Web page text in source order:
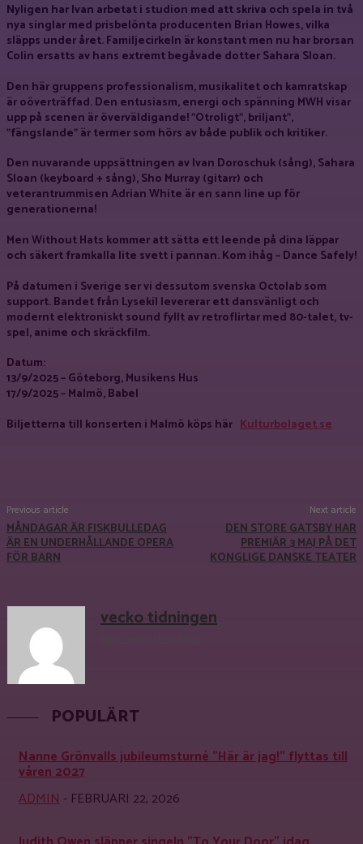
Nyligen har Ivan arbetat i studion med att skriva och spela in två
nya singlar med prisbelönta producenten Brian Howes, vilka
släpps under året. Familjecirkeln är konstant men nu har brorsan
Colin ersatts av hans extremt begåvade dotter Sahara Sloan.
Den här gruppens professionalism, musikalitet och kamratskap
är oöverträffad. Den entusiasm, energi och spänning MWH visar
upp på scenen är överväldigande! ”Otroligt”, briljant”,
”fängslande” är termer som hörs av både publik och kritiker.
Den nuvarande uppsättningen av Ivan Doroschuk (sång), Sahara
Sloan (keyboard + sång), Sho Murray (gitarr) och
veterantrummisen Adrian White är en sann line up för
generationerna!
Men Without Hats kommer att sätta ett leende på dina läppar
och säkert framkalla lite svett i pannan. Kom ihåg – Dance Safely!
På datumen i Sverige ser vi dessutom svenska Octolabsom
support. Bandet från Lysekil levererar ett dansvänligt och
modernt elektroniskt sound fyllt av retroflirtar med 80-talet, tv-
spel, anime och skräckfilm.
Datum:
13/9/2025 – Göteborg, Musikens Hus
17/9/2025 – Malmö, Babel
Biljetterna till konserten i Malmö köps här Kulturbolaget.se
Previous article
MÅNDAGAR ÄR FISKBULLEDAG
ÄR EN UNDERHÅLLANDE OPERA
FÖR BARN
Next article
DEN STORE GATSBY HAR
PREMIÄR 3 MAJ PÅ DET
KONGLIGE DANSKE TEATER
vecko tidningen
POPULÄRT
Nanne Grönvalls jubileumsturné ”Här är jag!” flyttas till
våren 2027
ADMIN- FEBRUARI 22, 2026